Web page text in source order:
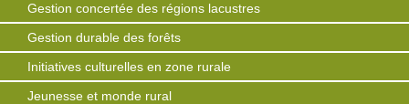
Gestion concertée des régions lacustres
Gestion durable des forêts
Initiatives culturelles en zone rurale
Jeunesse et monde rural